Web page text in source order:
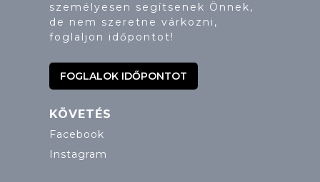
személyesen segítsenek Önnek,
de nem szeretne várkozni,
foglaljon időpontot!
FOGLALOK IDŐPONTOT
KÖVETÉS
Facebook
Instagram